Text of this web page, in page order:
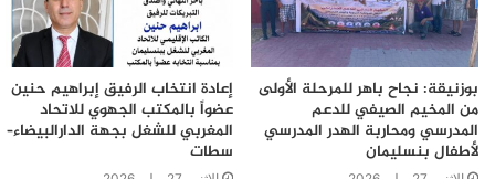
بوزنيقة: نجاح باهر للمرحلة الأولى
من المخيم الصيفي للدعم
المدرسي ومحاربة الهدر المدرسي
لأطفال بنسليمان
إعادة انتخاب الرفيق إبراهيم حنين
عضواً بالمكتب الجهوي للاتحاد
المغربي للشغل بجهة الدارالبيضاء–
سطات